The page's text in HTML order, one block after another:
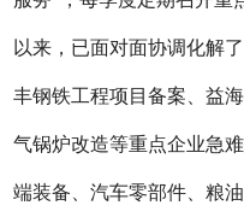
以来，已面对面协调化解
丰钢铁工程项目备案、益
气锅炉改造等重点企业急
端装备、汽车零部件、粮